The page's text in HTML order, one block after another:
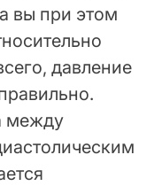
вы при этом
давление
между